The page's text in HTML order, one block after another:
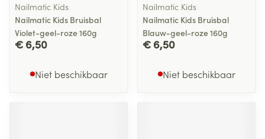
Nailmatic Kids
Nailmatic Kids Bruisbal
Violet-geel-roze 160g
€ 6,50
Niet beschikbaar
Nailmatic Kids
Nailmatic Kids Bruisbal
Blauw-geel-roze 160g
€ 6,50
Niet beschikbaar